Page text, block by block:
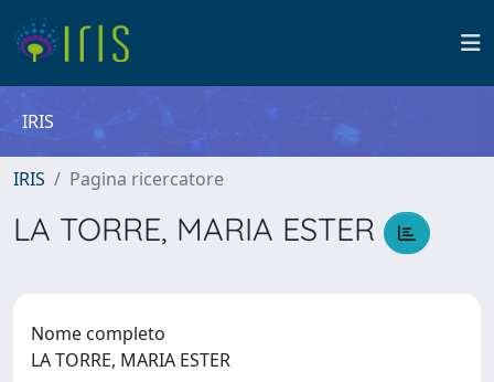
IRIS
IRIS Pagina ricercatore
LA TORRE, MARIA ESTER
Nome completo
LA TORRE, MARIA ESTER